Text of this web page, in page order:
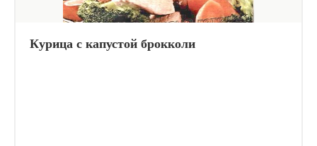
Курица с капустой брокколи